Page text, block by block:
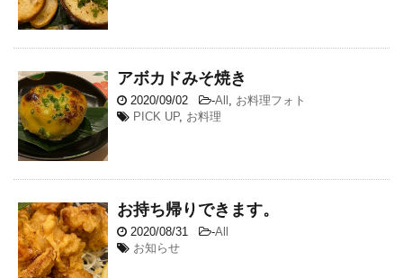
アボカドみそ焼き
2020/09/02 -All , お料理フォト
PICK UP, お料理
お持ち帰りできます。
2020/08/31 -All
お知らせ